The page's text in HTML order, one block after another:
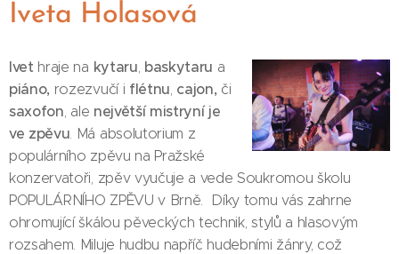
Iveta Holasová
Ivet hraje na kytaru, baskytaru a
piáno, rozezvučí i flétnu, cajon, či
saxofon, ale největší mistryní je
ve zpěvu. Má absolutorium z
populárního zpěvu na Pražské
konzervatoři, zpěv vyučuje a vede Soukromou školu
POPULÁRNÍHO ZPĚVU v Brně. Díky tomu vás zahrne
ohromující škálou pěveckých technik, stylů a hlasovým
rozsahem. Miluje hudbu napříč hudebními žánry, což